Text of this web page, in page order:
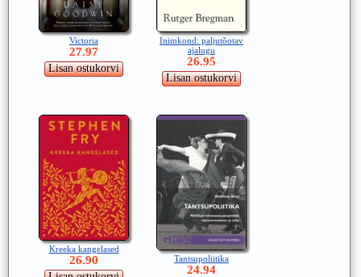
Victoria
27.97
Inimkond: paljutõotav
ajalugu
26.95
Kreeka kangelased
26.90 Tantsupoliitika
24.94